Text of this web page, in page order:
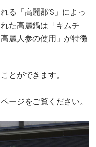
る「高麗郡’S」によっ
た高麗鍋は「キムチ
麗人参の使用」が特徴
とができます。
ージをご覧ください。